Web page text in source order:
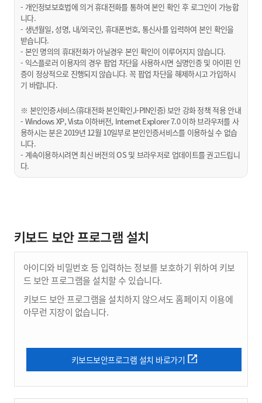
- 개인정보보호법에 의거 휴대전화를 통하여 본인 확인 후 로그인이 가능합
니다.
- 생년월일, 성명, 내/외국인, 휴대폰번호, 통신사를 입력하여 본인 확인을
받습니다.
- 본인 명의의 휴대전화가 아닐경우 본인 확인이 이루어지지 않습니다.
- 익스플로러 이용자의 경우 팝업 차단을 사용하시면 실명인증 및 아이핀 인
증이 정상적으로 진행되지 않습니다. 꼭 팝업 차단을 해제하시고 가입하시
기 바랍니다.
※ 본인인증서비스(휴대전화 본인확인,I-PIN인증) 보안 강화 정책 적용 안내
- Windows XP, Vista 이하버전, Internet Explorer 7.0 이하 브라우저를 사
용하시는 분은 2019년 12월 10일부로 본인인증서비스를 이용하실 수 없습
니다.
- 계속이용하시려면 최신 버전의 OS 및 브라우저로 업데이트를 권고드립니
다.
키보드 보안 프로그램 설치
아이디와 비밀번호 등 입력하는 정보를 보호하기 위하여 키보
드 보안 프로그램을 설치할 수 있습니다.
키보드 보안 프로그램을 설치하지 않으셔도 홈페이지 이용에
아무런 지장이 없습니다.
키보드보안프로그램 설치 바로가기